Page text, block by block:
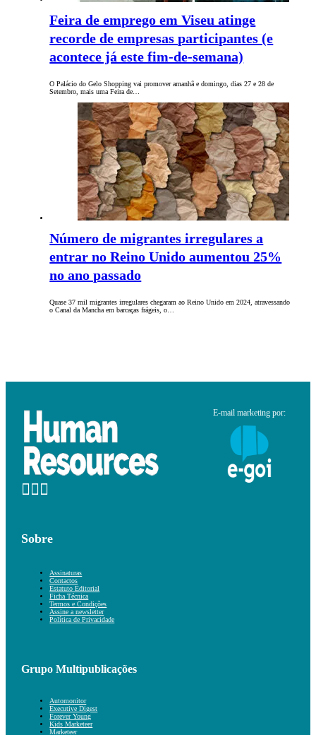
Feira de emprego em Viseu atinge
recorde de empresas participantes (e
acontece já este fim-de-semana)
O Palácio do Gelo Shopping vai promover amanhã e domingo, dias 27 e 28 de
Setembro, mais uma Feira de…
Número de migrantes irregulares a
entrar no Reino Unido aumentou 25%
no ano passado
Quase 37 mil migrantes irregulares chegaram ao Reino Unido em 2024, atravessando
o Canal da Mancha em barcaças frágeis, o…
E-mail marketing por:
Sobre
Assinaturas
Contactos
Estatuto Editorial
Ficha Técnica
Termos e Condições
Assine a newsletter
Política de Privacidade
Grupo Multipublicações
Automonitor
Executive Digest
Forever Young
Kids Marketeer
Marketeer